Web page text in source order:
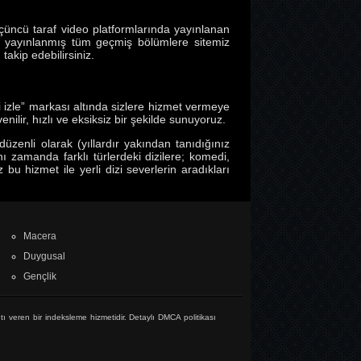
taraf video platformlarında yayınlanan
tüm geçmiş bölümlere sitemiz
edebilirsiniz.
markası altında sizlere hizmet vermeye
hızlı ve eksiksiz bir şekilde sunuyoruz.
olarak (yıllardır yakından tanıdığınız
zamanda farklı türlerdeki dizilere; komedi,
hizmet ile yerli dizi severlerin aradıkları
Macera
Duygusal
Gençlik
bir indeksleme hizmetidir. Detaylı DMCA politikası